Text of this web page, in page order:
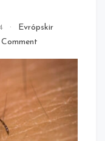
Evrópskir
on
vísindavefnum